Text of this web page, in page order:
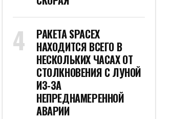
РАКЕТА SPACEX
НАХОДИТСЯ ВСЕГО В
НЕСКОЛЬКИХ ЧАСАХ ОТ
СТОЛКНОВЕНИЯ С ЛУНОЙ
ИЗ-ЗА
НЕПРЕДНАМЕРЕННОЙ
АВАРИИ